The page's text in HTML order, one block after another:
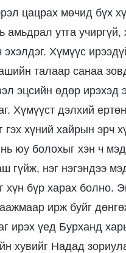
цацрах мөчид бүх
утга учиргүй,
Хүмүүс
талаар санаа
эцсийн өдөр ирэхэд
Хүмүүст дэлхий
хүний хайрын эрч
юу болохыг хэн ч
гүйж, нэг нэгэндээ
хүн бүр харах болно.
ирж буйг
ирэх үед Бурханд
хувийг Надад